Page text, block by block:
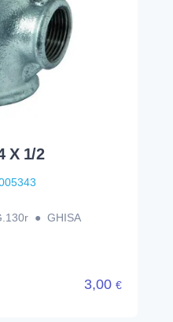
X 1/2
● GHISA
3,00 €